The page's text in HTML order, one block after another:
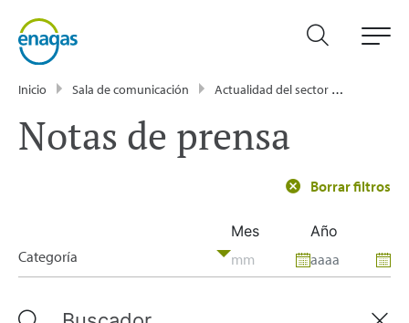
Inicio Sala de comunicación Actualidad del sector energético - Enagás
Notas de prensa
Borrar filtros
Categoría
Mes Año